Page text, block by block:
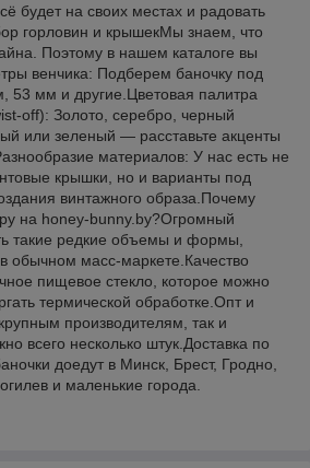
будет на своих местах и радовать
горловин и крышекМы знаем, что
Поэтому в нашем каталоге вы
венчика: Подберем баночку под
мм и другие.Цветовая палитра
off): Золото, серебро, черный
или зеленый — расставьте акценты
материалов: У нас есть не
крышки, но и варианты под
винтажного образа.Почему
на honey-bunny.by?Огромный
такие редкие объемы и формы,
обычном масс-маркете.Качество
пищевое стекло, которое можно
термической обработке.Опт и
производителям, так и
всего несколько штук.Доставка по
доедут в Минск, Брест, Гродно,
и маленькие города.